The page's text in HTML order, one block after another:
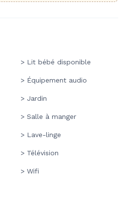
> Lit bébé disponible
> Équipement audio
> Jardin
> Salle à manger
> Lave-linge
> Télévision
> Wifi